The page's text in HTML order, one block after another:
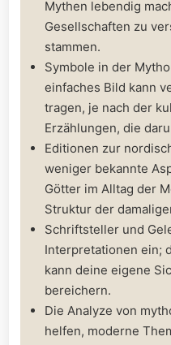
Mythen‍ lebendig
Gesellschaften ⁣zu
stammen.
Symbole in der
einfaches​ Bild kann
tragen, je nach der
Erzählungen, die
Editionen zur
weniger‍ bekannte
Götter im Alltag der
Struktur der
Schriftsteller und
Interpretationen ein;
kann deine eigene
bereichern.
Die Analyze ‌von⁤
helfen, moderne